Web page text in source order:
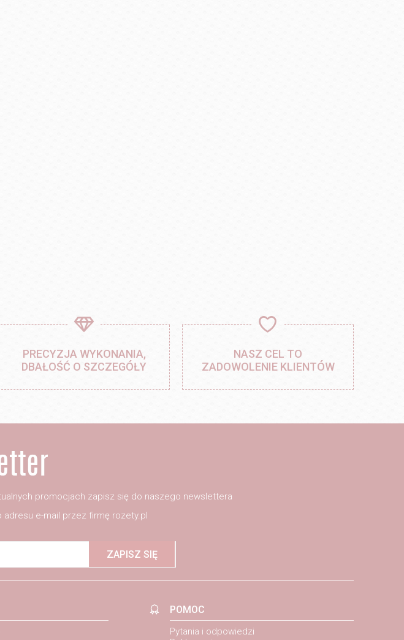
PRECYZJA WYKONANIA,
DBAŁOŚĆ O SZCZEGÓŁY
NASZ CEL TO
ZADOWOLENIE KLIENTÓW
promocjach zapisz się do naszego newslettera
e-mail przez firmę rozety.pl
ZAPISZ SIĘ
POMOC
Pytania i odpowiedzi